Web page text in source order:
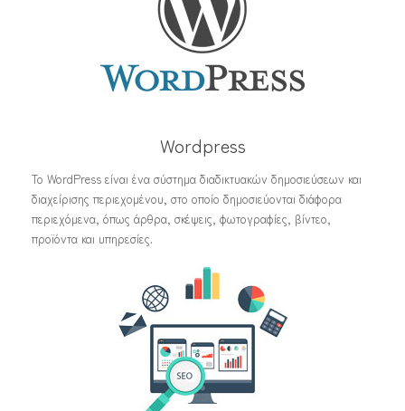
Wordpress
Το WordPress είναι ένα σύστημα διαδικτυακών δημοσιεύσεων και
διαχείρισης περιεχομένου, στο οποίο δημοσιεύονται διάφορα
περιεχόμενα, όπως άρθρα, σκέψεις, φωτογραφίες, βίντεο,
προϊόντα και υπηρεσίες.